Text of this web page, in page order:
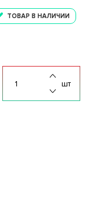
ТОВАР В НАЛИЧИИ
шт